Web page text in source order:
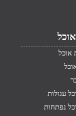
אוכל
עגולות
נפתחות